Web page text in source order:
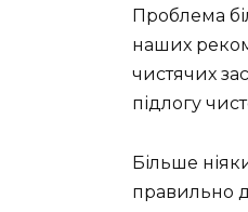
Проблема
наших
чистячих
підлогу
Більше
правильно